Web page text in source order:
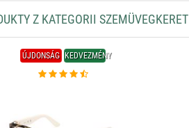
Z KATEGORII SZEMÜVEGKERET
ÚJDONSÁG KEDVEZMÉNY